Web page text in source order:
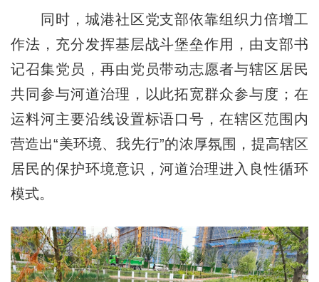
同时，城港社区党支部依靠组织力倍增工
作法，充分发挥基层战斗堡垒作用，由支部书
记召集党员，再由党员带动志愿者与辖区居民
共同参与河道治理，以此拓宽群众参与度；在
运料河主要沿线设置标语口号，在辖区范围内
营造出“美环境、我先行”的浓厚氛围，提高辖区
居民的保护环境意识，河道治理进入良性循环
模式。